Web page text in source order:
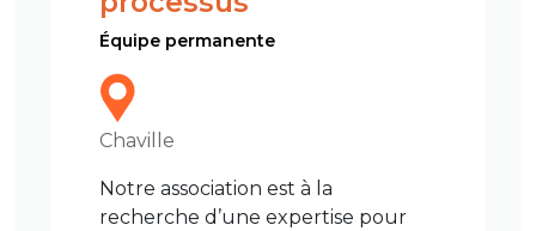
Équipe permanente
Chaville
Notre association est à la
recherche d’une expertise pour